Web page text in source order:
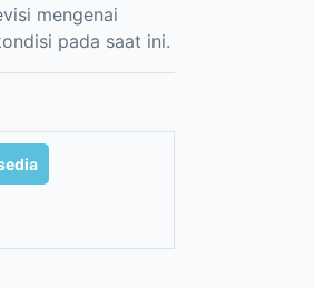
mengenai
pada saat ini.